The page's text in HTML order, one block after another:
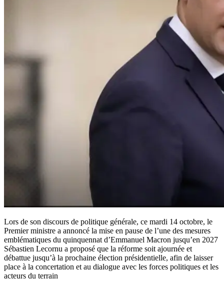
Lors de son discours de politique générale, ce mardi 14 octobre, le
Premier ministre a annoncé la mise en pause de l’une des mesures
emblématiques du quinquennat d’Emmanuel Macron jusqu’en 2027
Sébastien Lecornu a proposé que la réforme soit ajournée et
débattue jusqu’à la prochaine élection présidentielle, afin de laisser
place à la concertation et au dialogue avec les forces politiques et les
acteurs du terrain